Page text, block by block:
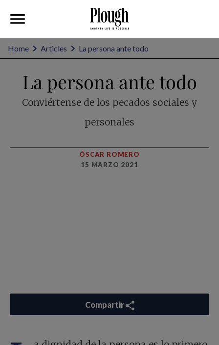
Home Articles La persona ante todo
La persona ante todo
Conviértense de los pecados sociales y
personales
ÓSCAR ROMERO
15 MARZO 2021
Compartir